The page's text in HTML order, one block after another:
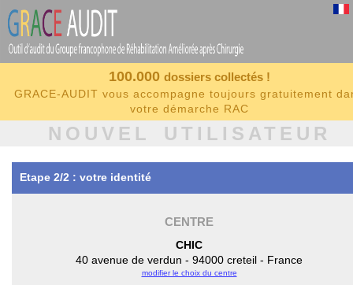
100.000 dossiers collectés !
GRACE-AUDIT vous accompagne toujours gratuitement
votre démarche RAC
NOUVEL UTILISATEUR
Etape 2/2 : votre identité
CENTRE
CHIC
40 avenue de verdun - 94000 creteil - France
modifier le choix du centre